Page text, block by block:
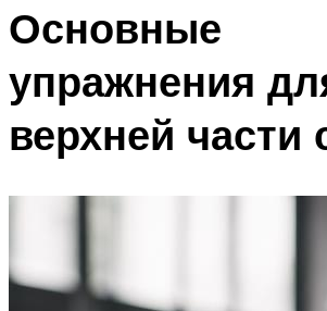
Основные
упражнения
верхней части